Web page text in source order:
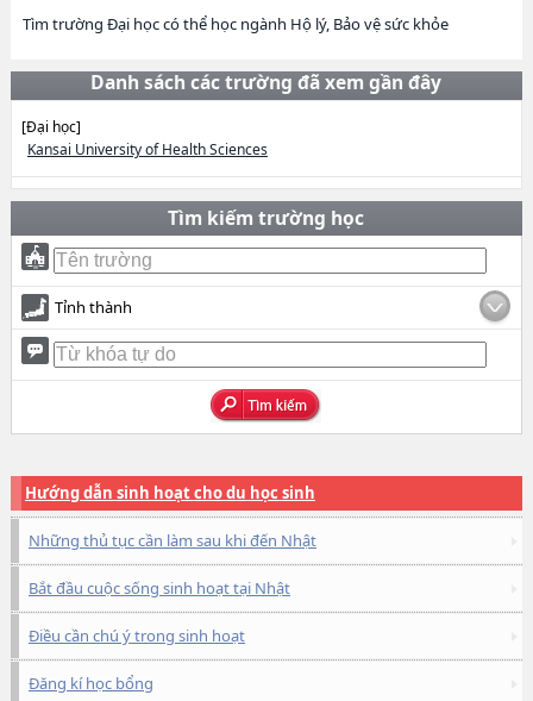
Tìm trường Đại học có thể học ngành Hộ lý, Bảo vệ sức khỏe
Danh sách các trường đã xem gần đây
[Đại học]
Kansai University of Health Sciences
Tìm kiếm trường học
Tỉnh thành
Hướng dẫn sinh hoạt cho du học sinh
Những thủ tục cần làm sau khi đến Nhật
Bắt đầu cuộc sống sinh hoạt tại Nhật
Điều cần chú ý trong sinh hoạt
Đăng kí học bổng